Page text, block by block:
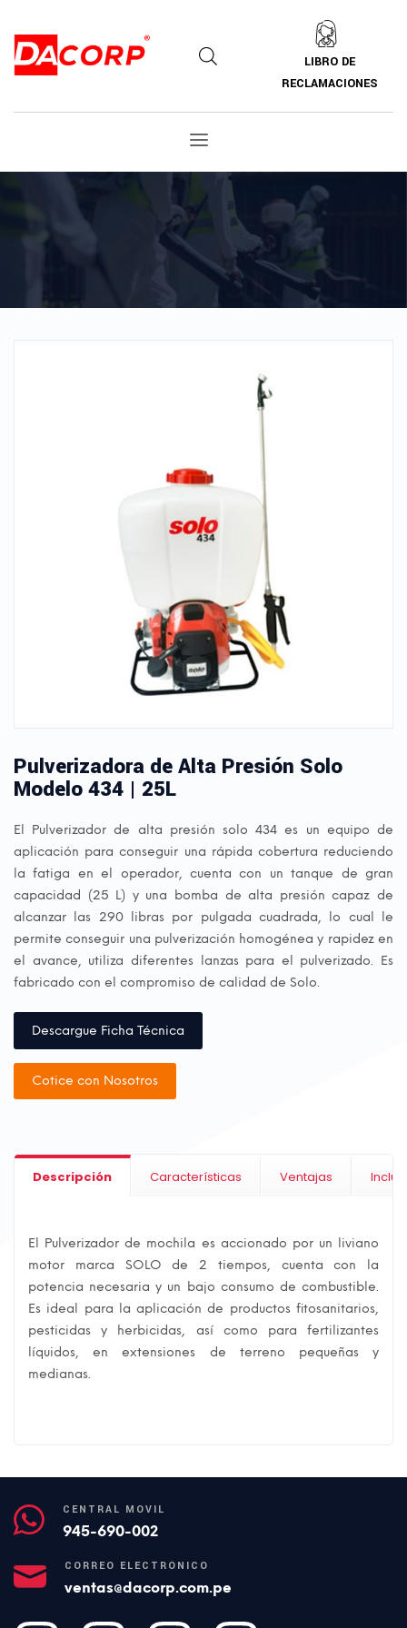
LIBRO DE
RECLAMACIONES
Pulverizadora de Alta Presión Solo
Modelo 434 | 25L
El Pulverizador de alta presión solo 434 es un equipo de
aplicación para conseguir una rápida cobertura reduciendo
la fatiga en el operador, cuenta con un tanque de gran
capacidad (25 L) y una bomba de alta presión capaz de
alcanzar las 290 libras por pulgada cuadrada, lo cual le
permite conseguir una pulverización homogénea y rapidez en
el avance, utiliza diferentes lanzas para el pulverizado. Es
fabricado con el compromiso de calidad de Solo.
Descargue Ficha Técnica
Cotice con Nosotros
Descripción Características Ventajas
El Pulverizador de mochila es accionado por un liviano
motor marca SOLO de 2 tiempos, cuenta con la
potencia necesaria y un bajo consumo de combustible.
Es ideal para la aplicación de productos fitosanitarios,
pesticidas y herbicidas, así como para fertilizantes
líquidos, en extensiones de terreno pequeñas y
medianas.
CENTRAL MÓVIL
945-690-002
CORREO ELECTRÓNICO
ventas@dacorp.com.pe